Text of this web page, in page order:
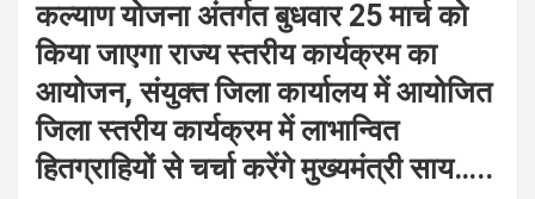
कल्याण योजना अंतर्गत बुधवार 25 मार्च को
किया जाएगा राज्य स्तरीय कार्यक्रम का
आयोजन, संयुक्त जिला कार्यालय में आयोजित
जिला स्तरीय कार्यक्रम में लाभान्वित
हितग्राहियों से चर्चा करेंगे मुख्यमंत्री साय…..